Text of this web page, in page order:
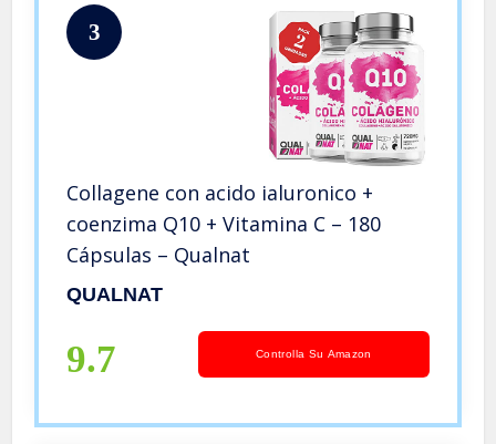
3
Collagene con acido ialuronico +
coenzima Q10 + Vitamina C – 180
Cápsulas – Qualnat
QUALNAT
9.7 Controlla Su Amazon